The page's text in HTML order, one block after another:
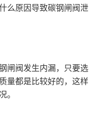
么原因导致碳钢闸阀泄
闸阀发生内漏，只要选
量都是比较好的，这样
。